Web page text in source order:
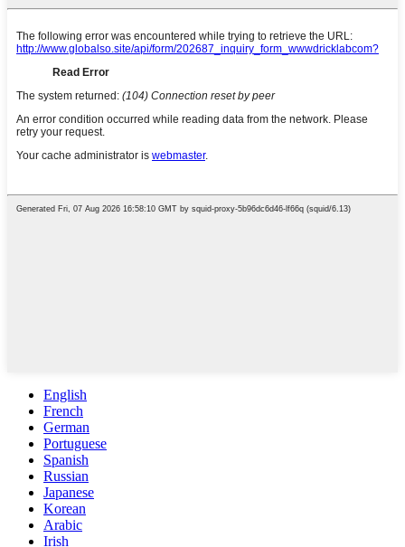
English
French
German
Portuguese
Spanish
Russian
Japanese
Korean
Arabic
Irish